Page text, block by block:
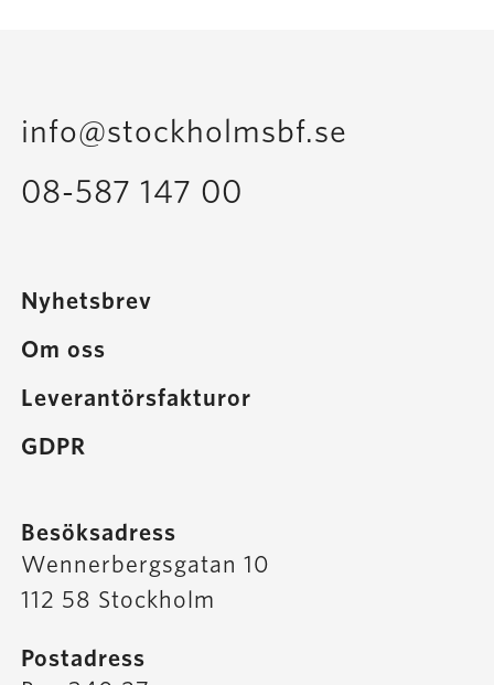
info@stockholmsbf.se
08-587 147 00
Nyhetsbrev
Om oss
Leverantörsfakturor
GDPR
Besöksadress
Wennerbergsgatan 10
112 58 Stockholm
Postadress